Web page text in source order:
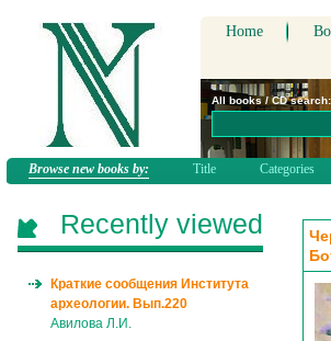
Home
All books / CD search:
Browse new books by: Title Categories
Recently viewed
Краткие сообщения Института
археологии. Вып.220
Авилова Л.И.